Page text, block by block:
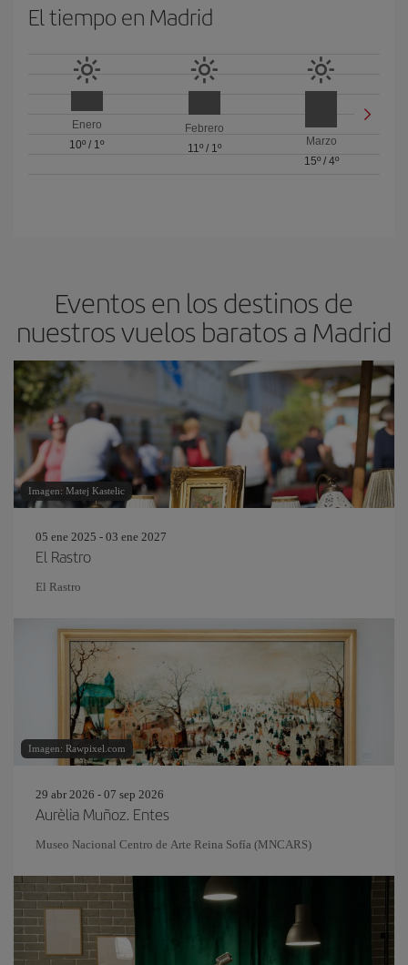
El tiempo en Madrid
Enero
10º / 1º
Febrero
11º/ 1º
Marzo
15º/ 4º
Eventos en los destinos de
nuestros vuelos baratos a Madrid
Imagen: Matej Kastelic
05 ene 2025 - 03 ene 2027
El Rastro
El Rastro
Imagen: Rawpixel.com
29 abr 2026 - 07 sep 2026
Aurèlia Muñoz. Entes
Museo Nacional Centro de Arte Reina Sofía (MNCARS)